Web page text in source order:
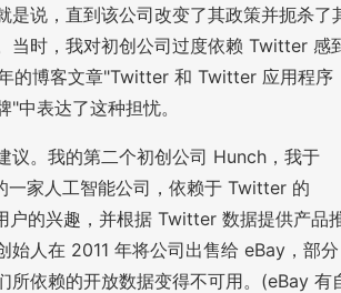
说，直到该公司改变了其政策并扼杀了
当时，我对初创公司过度依赖 Twitter 感
的博客文章"Twitter 和 Twitter 应用程序
"中表达了这种担忧。
议。我的第二个初创公司 Hunch，我于
一家人工智能公司，依赖于 Twitter 的
户的兴趣，并根据 Twitter 数据提供产品
始人在 2011 年将公司出售给 eBay，部分
所依赖的开放数据变得不可用。(eBay 有